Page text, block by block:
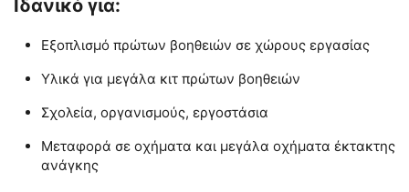
Ιδανικό για:
Εξοπλισμό πρώτων βοηθειών σε χώρους εργασίας
Υλικά για μεγάλα κιτ πρώτων βοηθειών
Σχολεία, οργανισμούς, εργοστάσια
Μεταφορά σε οχήματα και μεγάλα οχήματα έκτακτης
ανάγκης